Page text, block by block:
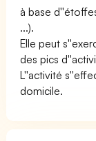
à base
...).
Elle peut
des pics
L''activité
domicile.